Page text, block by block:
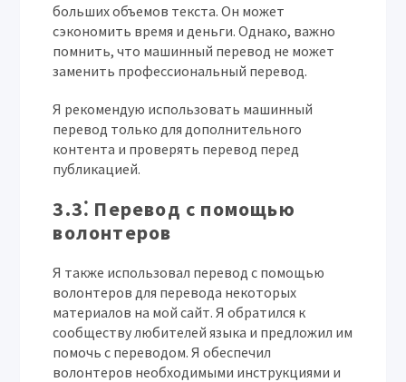
больших объемов текста. Он может
сэкономить время и деньги. Однако, важно
помнить, что машинный перевод не может
заменить профессиональный перевод.
Я рекомендую использовать машинный
перевод только для дополнительного
контента и проверять перевод перед
публикацией.
3.3⁚ Перевод с помощью
волонтеров
Я также использовал перевод с помощью
волонтеров для перевода некоторых
материалов на мой сайт. Я обратился к
сообществу любителей языка и предложил им
помочь с переводом. Я обеспечил
волонтеров необходимыми инструкциями и